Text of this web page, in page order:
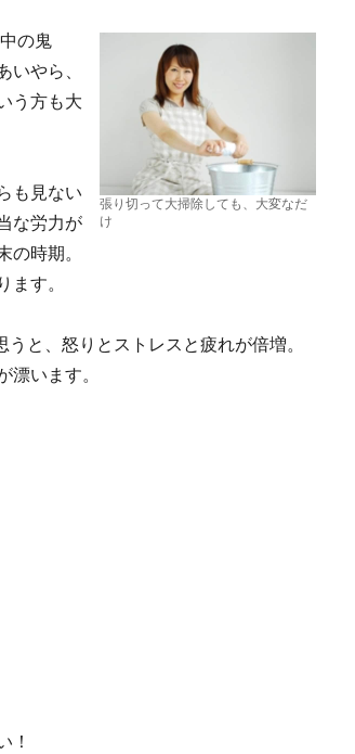
張り切って大掃除しても、大変なだ
け
の鬼
やら、
う方も大
も見ない
な労力が
の時期。
ます。
と、怒りとストレスと疲れが倍増。
漂います。
！